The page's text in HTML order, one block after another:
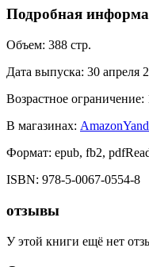
Подробная
Объем: 388 стр.
Дата выпуска: 30 апреля
Возрастное ограничение:
В магазинах: Amazon
Формат: epub, fb2,
ISBN: 978-5-0067-0554-8
отзывы
У этой книги ещё нет